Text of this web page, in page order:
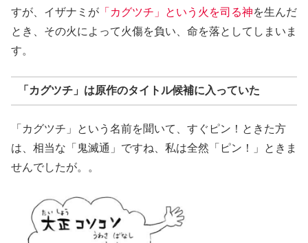
すが、イザナミが 「カグツチ」という火を司る神を生んだ
とき、その火によって火傷を負い、命を落としてしまいま
す。
「カグツチ」は原作のタイトル候補に入っていた
「カグツチ」という名前を聞いて、すぐピン！ときた方
は、相当な「鬼滅通」ですね、私は全然「ピン！」ときま
せんでしたが。。